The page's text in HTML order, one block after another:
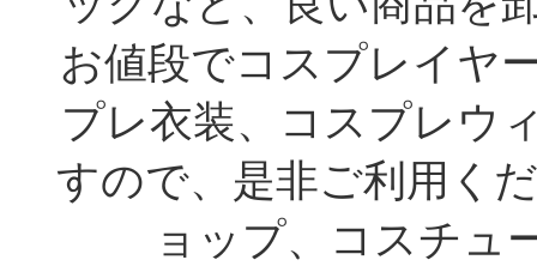
お値段でコスプレイヤ
プレ衣装、コスプレウ
すので、是非ご利用く
ョップ、コスチュ